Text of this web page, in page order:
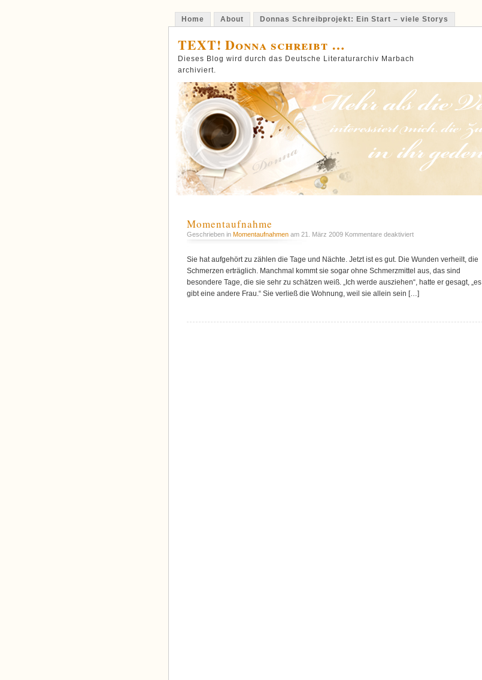
Home About Donnas Schreibprojekt: Ein Start – viele Storys
TEXT! Donna schreibt …
Dieses Blog wird durch das Deutsche Literaturarchiv Marbach
archiviert.
Momentaufnahme
Geschrieben in Momentaufnahmen am 21. März 2009 Kommentare deaktiviertfür
Sie hat aufgehört zu zählen die Tage und Nächte. Jetzt ist es gut. Die Wunden verheilt, die
Schmerzen erträglich. Manchmal kommt sie sogar ohne Schmerzmittel aus, das sind
besondere Tage, die sie sehr zu schätzen weiß. „Ich werde ausziehen“, hatte er gesagt, „es
gibt eine andere Frau.“ Sie verließ die Wohnung, weil sie allein sein […]